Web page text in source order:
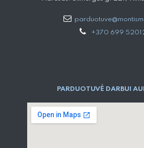
+370 699
PARDUOTUVĖ DARBUI